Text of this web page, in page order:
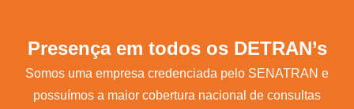
Presença em todos os DETRAN’s
Somos uma empresa credenciada pelo SENATRAN e
possuímos a maior cobertura nacional de consultas